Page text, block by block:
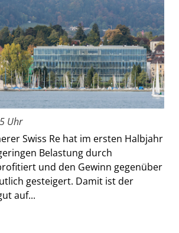
Uhr
Swiss Re hat im ersten Halbjahr
Belastung durch
und den Gewinn gegenüber
gesteigert. Damit ist der
auf...